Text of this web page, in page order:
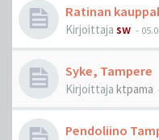
Ratinan
Kirjoittaja sw -
Syke, Tampere
Kirjoittaja ktpama
Pendoliino